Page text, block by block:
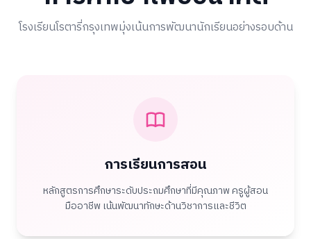
โรงเรียนโรตารี่กรุงเทพมุ่งเน้นการพัฒนานักเรียนอย่างรอบด้าน
การเรียนการสอน
หลักสูตรการศึกษาระดับประถมศึกษาที่มีคุณภาพ ครูผู้สอน
มืออาชีพ เน้นพัฒนาทักษะด้านวิชาการและชีวิต